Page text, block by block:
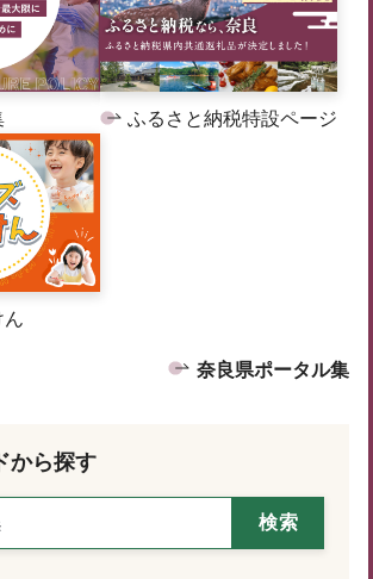
ふるさと納税特設ページ
ん
奈良県ポータル集
から探す